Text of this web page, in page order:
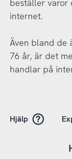
beställer varor
internet.
Även bland de
76 år, är det
handlar på
Hjälp